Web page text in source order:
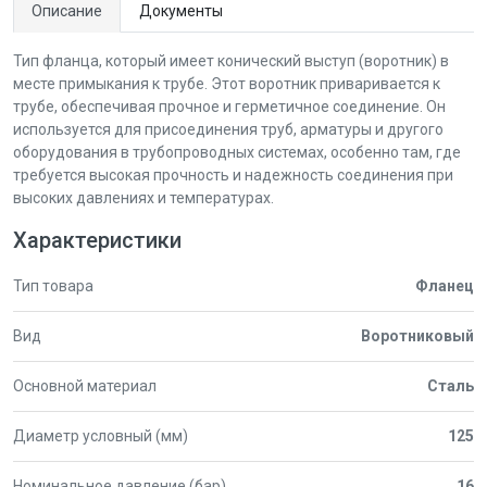
Описание Документы
Тип фланца, который имеет конический выступ (воротник) в
месте примыкания к трубе. Этот воротник приваривается к
трубе, обеспечивая прочное и герметичное соединение. Он
используется для присоединения труб, арматуры и другого
оборудования в трубопроводных системах, особенно там, где
требуется высокая прочность и надежность соединения при
высоких давлениях и температурах.
Характеристики
Тип товара Фланец
Вид Воротниковый
Основной материал Сталь
Диаметр условный (мм) 125